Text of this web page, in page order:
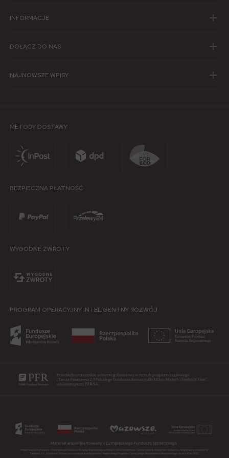
INFORMACJE
DOŁĄCZ DO NAS
NAJNOWSZE WPISY
METODY DOSTAWY
BEZPIECZNA PŁATNOŚĆ
WYGODNE ZWROTY
PROGRAM OPERACYJNY INTELIGENTNY ROZWÓJ